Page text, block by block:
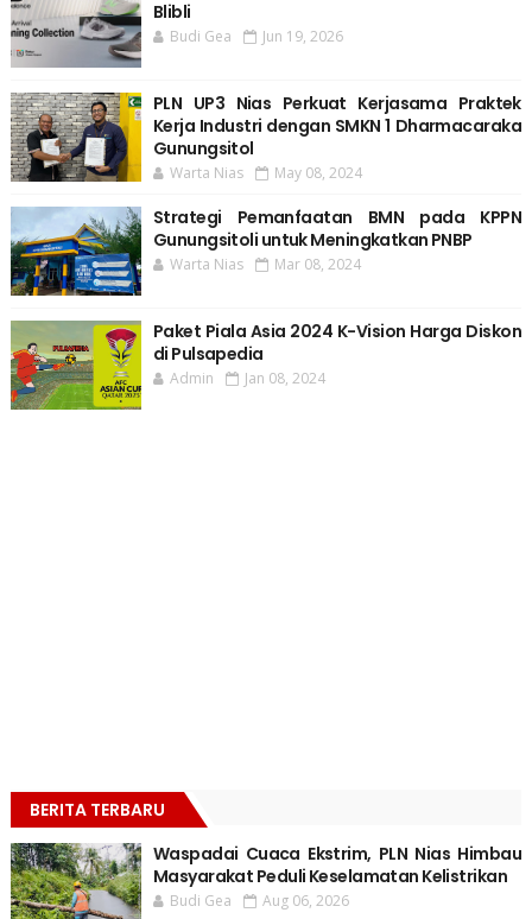
Blibli
Budi Gea Jun 19, 2026
PLN UP3 Nias Perkuat Kerjasama Praktek
Kerja Industri dengan SMKN 1 Dharmacaraka
Gunungsitol
Warta Nias May 08, 2024
Strategi Pemanfaatan BMN pada KPPN
Gunungsitoli untuk Meningkatkan PNBP
Warta Nias Mar 08, 2024
Paket Piala Asia 2024 K-Vision Harga Diskon
di Pulsapedia
Admin Jan 08, 2024
BERITA TERBARU
Waspadai Cuaca Ekstrim, PLN Nias Himbau
Masyarakat Peduli Keselamatan Kelistrikan
Budi Gea Aug 06, 2026